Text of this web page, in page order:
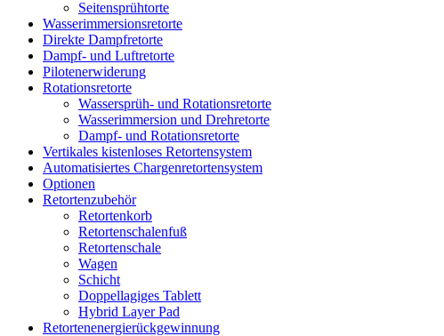
Seitensprühtorte
Wasserimmersionsretorte
Direkte Dampfretorte
Dampf- und Luftretorte
Pilotenerwiderung
Rotationsretorte
Wassersprüh- und Rotationsretorte
Wasserimmersion und Drehretorte
Dampf- und Rotationsretorte
Vertikales kistenloses Retortensystem
Automatisiertes Chargenretortensystem
Optionen
Retortenzubehör
Retortenkorb
Retortenschalenfuß
Retortenschale
Wagen
Schicht
Doppellagiges Tablett
Hybrid Layer Pad
Retortenenergierückgewinnung